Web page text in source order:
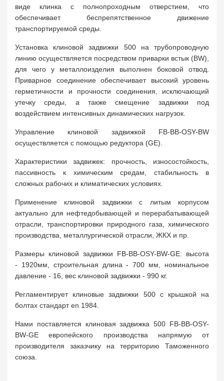
виде клинка с полнопроходным отверстием, что
обеспечивает беспрепятственное движение
транспортируемой среды.
Установка клиновой задвижки 500 на трубопроводную
линию осуществляется посредством приварки встык (BW),
для чего у металлоизделия выполнен боковой отвод.
Приварное соединение обеспечивает высокий уровень
герметичности и прочности соединения, исключающий
утечку среды, а также смещение задвижки под
воздействием интенсивных динамических нагрузок.
Управление клиновой задвижкой FB-BB-OSY-BW
осуществляется с помощью редуктора (GE).
Характеристики задвижек: прочность, износостойкость,
пассивность к химическим средам, стабильность в
сложных рабочих и климатических условиях.
Применение клиновой задвижки с литым корпусом
актуально для нефтедобывающей и перерабатывающей
отрасли, транспортировки природного газа, химического
производства, металлургической отрасли, ЖКХ и пр.
Размеры клиновой задвижки FB-BB-OSY-BW-GE: высота
- 1920мм, строительная длина - 700 мм, номинальное
давление - 16, вес клиновой задвижки - 990 кг.
Регламентирует клиновые задвижки 500 с крышкой на
болтах стандарт en 1984.
Нами поставляется клиновая задвижка 500 FB-BB-OSY-
BW-GE европейского производства напрямую от
производителя заказчику на территорию Таможенного
союза.